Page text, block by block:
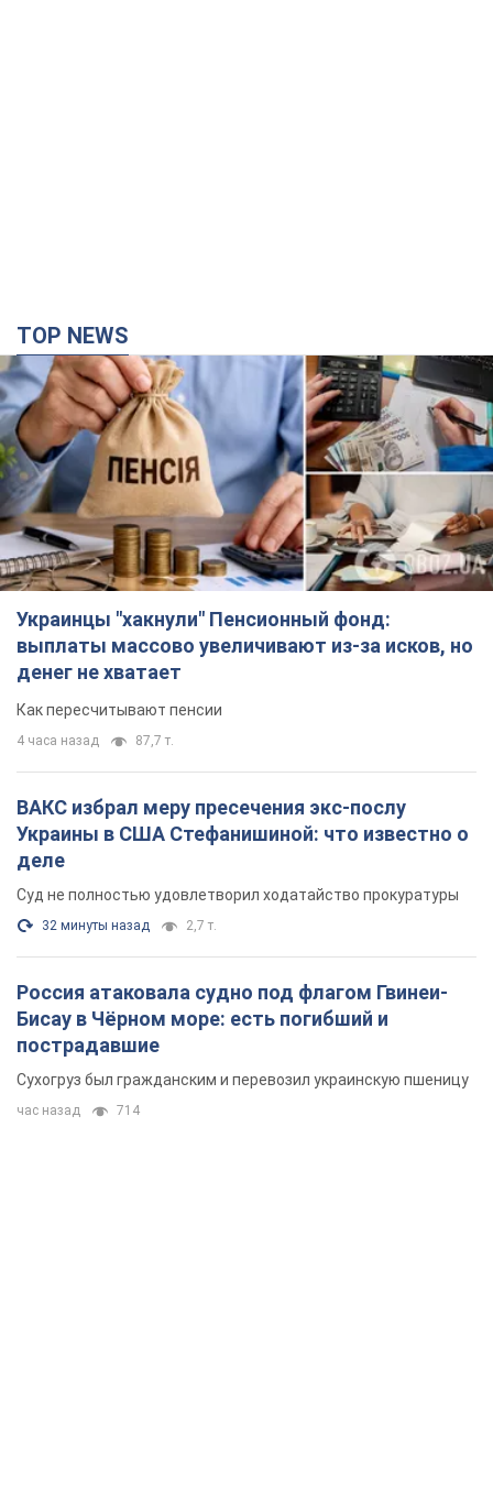
TOP NEWS
Украинцы "хакнули" Пенсионный фонд:
выплаты массово увеличивают из-за исков, но
денег не хватает
Как пересчитывают пенсии
4 часа назад 87,7 т.
ВАКС избрал меру пресечения экс-послу
Украины в США Стефанишиной: что известно о
деле
Суд не полностью удовлетворил ходатайство прокуратуры
32 минуты назад 2,7 т.
Россия атаковала судно под флагом Гвинеи-
Бисау в Чёрном море: есть погибший и
пострадавшие
Сухогруз был гражданским и перевозил украинскую пшеницу
час назад 714